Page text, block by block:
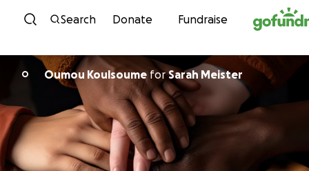
Skip to content
Search Donate Fundraise
O Oumou KoulsoumeforSarah Meister